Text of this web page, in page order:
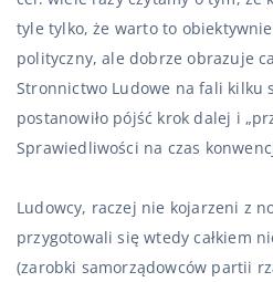
tyle tylko, że warto to
polityczny, ale dobrze obrazuje
Stronnictwo Ludowe na fali kilku
postanowiło pójść krok dalej i
Sprawiedliwości na czas
Ludowcy, raczej nie kojarzeni z
przygotowali się wtedy całkiem
(zarobki samorządowców partii